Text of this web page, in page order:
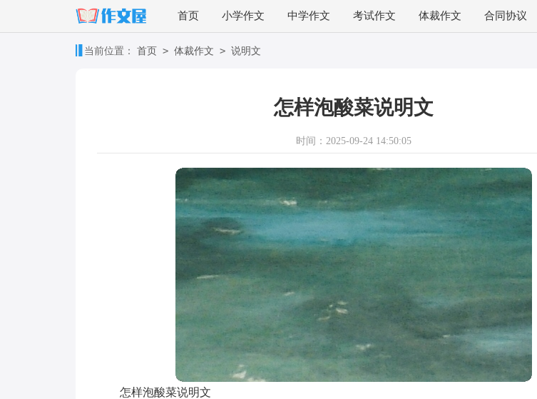
首页 小学作文 中学作文 考试作文 体裁作文 合同协议
当前位置： 首页 > 体裁作文 > 说明文
怎样泡酸菜说明文
时间：2025-09-24 14:50:05
怎样泡酸菜说明文